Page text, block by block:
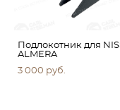
Подлокотник для
ALMERA
3 000 pуб.